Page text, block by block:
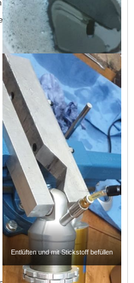
etc.pp. und
Öl und seine
Entlüften und mit Stickstoff befüllen